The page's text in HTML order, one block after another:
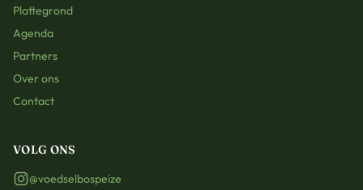
Plattegrond
Agenda
Partners
Over ons
Contact
VOLG ONS
@voedselbospeize